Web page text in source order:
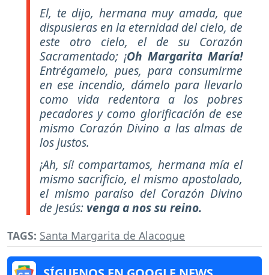
El, te dijo, hermana muy amada, que
dispusieras en la eternidad del cielo, de
este otro cielo, el de su Corazón
Sacramentado; ¡Oh Margarita María!
Entrégamelo, pues, para consumirme
en ese incendio, dámelo para llevarlo
como vida redentora a los pobres
pecadores y como glorificación de ese
mismo Corazón Divino a las almas de
los justos.
¡Ah, sí! compartamos, hermana mía el
mismo sacrificio, el mismo apostolado,
el mismo paraíso del Corazón Divino
de Jesús: venga a nos su reino.
TAGS: Santa Margarita de Alacoque